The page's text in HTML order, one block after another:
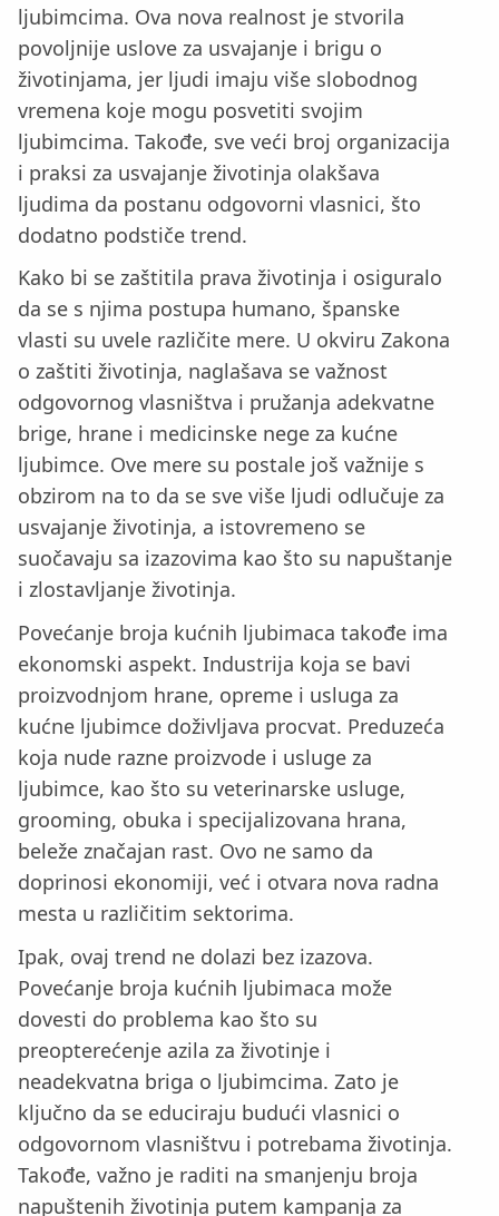
ljubimcima. Ova nova realnost je stvorila
povoljnije uslove za usvajanje i brigu o
životinjama, jer ljudi imaju više slobodnog
vremena koje mogu posvetiti svojim
ljubimcima. Takođe, sve veći broj organizacija
i praksi za usvajanje životinja olakšava
ljudima da postanu odgovorni vlasnici, što
dodatno podstiče trend.
Kako bi se zaštitila prava životinja i osiguralo
da se s njima postupa humano, španske
vlasti su uvele različite mere. U okviru Zakona
o zaštiti životinja, naglašava se važnost
odgovornog vlasništva i pružanja adekvatne
brige, hrane i medicinske nege za kućne
ljubimce. Ove mere su postale još važnije s
obzirom na to da se sve više ljudi odlučuje za
usvajanje životinja, a istovremeno se
suočavaju sa izazovima kao što su napuštanje
i zlostavljanje životinja.
Povećanje broja kućnih ljubimaca takođe ima
ekonomski aspekt. Industrija koja se bavi
proizvodnjom hrane, opreme i usluga za
kućne ljubimce doživljava procvat. Preduzeća
koja nude razne proizvode i usluge za
ljubimce, kao što su veterinarske usluge,
grooming, obuka i specijalizovana hrana,
beleže značajan rast. Ovo ne samo da
doprinosi ekonomiji, već i otvara nova radna
mesta u različitim sektorima.
Ipak, ovaj trend ne dolazi bez izazova.
Povećanje broja kućnih ljubimaca može
dovesti do problema kao što su
preopterećenje azila za životinje i
neadekvatna briga o ljubimcima. Zato je
ključno da se educiraju budući vlasnici o
odgovornom vlasništvu i potrebama životinja.
Takođe, važno je raditi na smanjenju broja
napuštenih životinja putem kampanja za